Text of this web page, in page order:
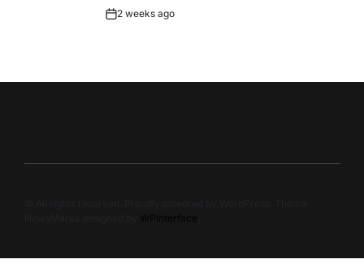
Post2 weeks ago